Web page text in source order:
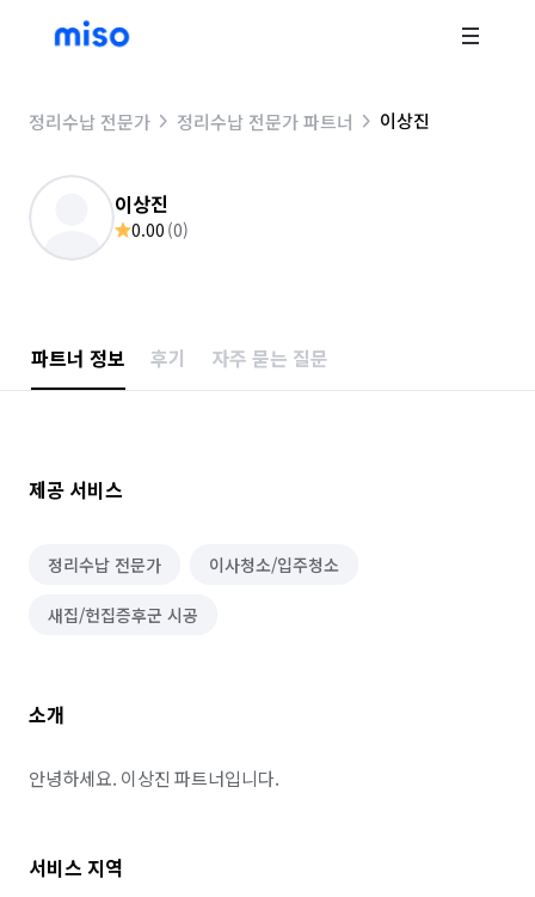
정리수납 전문가 정리수납 전문가 파트너 이상진
이상진
0.00 (0)
파트너 정보 후기 자주 묻는 질문
제공 서비스
정리수납 전문가 이사청소/입주청소
새집/헌집증후군 시공
소개
안녕하세요. 이상진 파트너입니다.
서비스 지역